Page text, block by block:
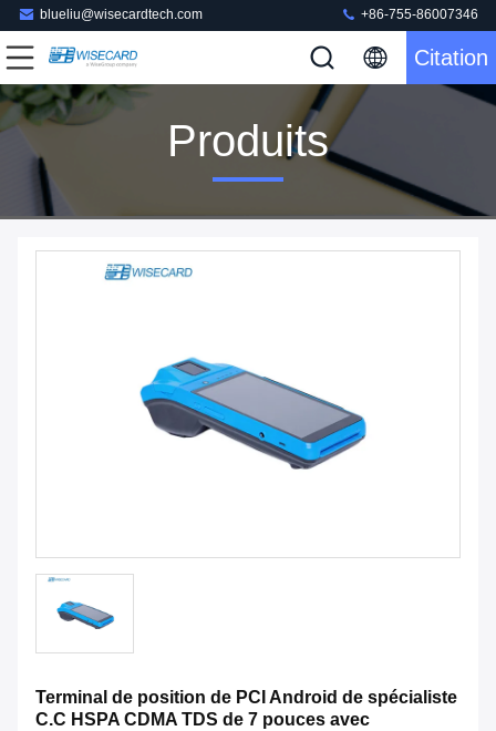
blueliu@wisecardtech.com +86-755-86007346
Citation
Produits
Terminal de position de PCI Android de spécialiste
C.C HSPA CDMA TDS de 7 pouces avec